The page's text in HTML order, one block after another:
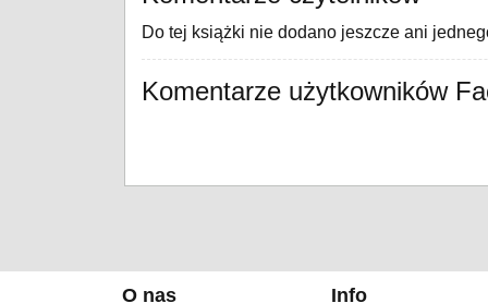
Do tej książki nie dodano jeszcze ani
Komentarze użytkowników
O nas Info